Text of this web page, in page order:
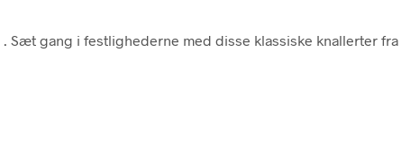
. Sæt gang i festlighederne med disse klassiske knallerter fra